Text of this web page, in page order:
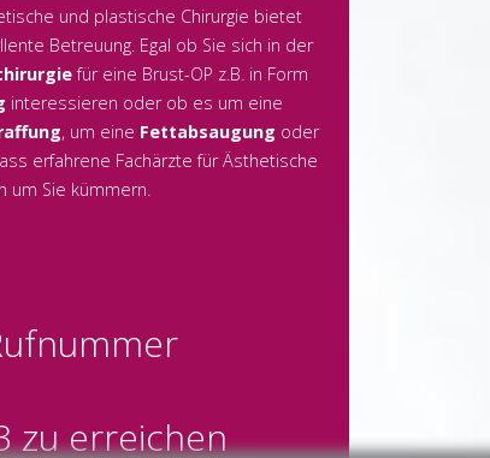
und plastische Chirurgie bietet
Betreuung. Egal ob Sie sich in der
für eine Brust-OP z.B. in Form
interessieren oder ob es um eine
, um eine Fettabsaugung oder
erfahrene Fachärzte für Ästhetische
um Sie kümmern.
zu erreichen